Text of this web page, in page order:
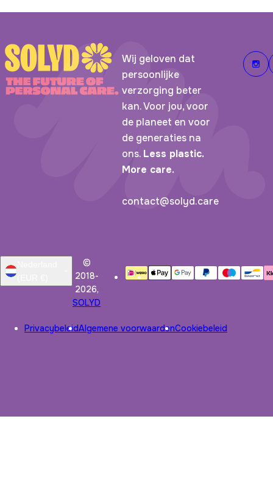
Wij geloven dat
persoonlijke
verzorging beter
kan. Voor jou, voor
de planeet en voor
de generaties na
ons. Less plastic.
More care.
contact@solyd.care
©
2018-
2026,
SOLYD
PrivacybeleidAlgemene voorwaardenCookiebeleid